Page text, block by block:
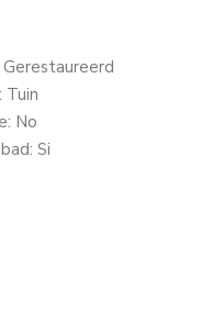
Tuin
No
Si